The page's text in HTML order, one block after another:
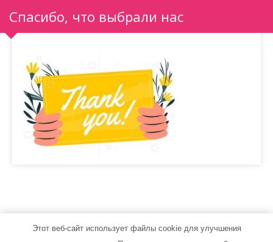
Спасибо, что выбрали нас
stroydoma24.ru - Работает на WordPress
Этот веб-сайт использует файлы cookie для улучшения